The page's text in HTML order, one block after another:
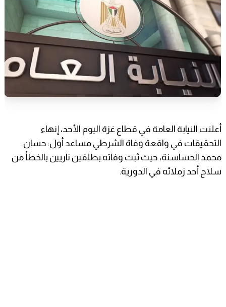
أعلنت النيابة العامة في قطاع غزة اليوم الأحد، إنهاء
التحقيقات في واقعة وفاة الشرطي مساعد أول: حسان
محمد الحساسنة، حيث ثبت وفاته بطلقين ناريين بالخطأ من
سلاح أحد زملائه في الدورية.